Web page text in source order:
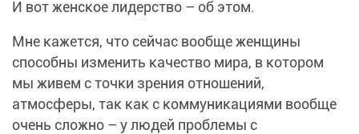
И вот женское лидерство – об этом.
Мне кажется, что сейчас вообще женщины
способны изменить качество мира, в котором
мы живем с точки зрения отношений,
атмосферы, так как с коммуникациями вообще
очень сложно – у людей проблемы с